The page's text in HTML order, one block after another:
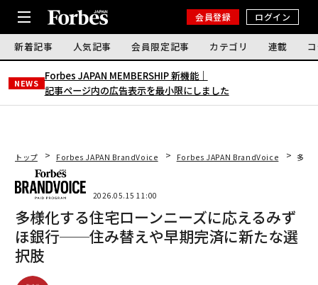
会員登録 ログイン
新着記事 人気記事 会員限定記事 カテゴリ 連載
NEWS
Forbes JAPAN MEMBERSHIP 新機能｜
記事ページ内の広告表示を最小限にしました
トップ Forbes JAPAN BrandVoice Forbes JAPAN BrandVoice 多様
2026.05.15 11:00
多様化する住宅ローンニーズに応えるみず
ほ銀行──住み替えや早期完済に新たな選
択肢